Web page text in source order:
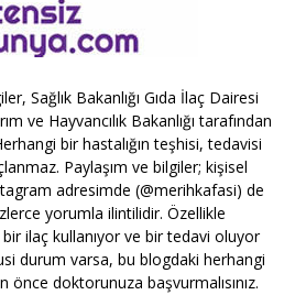
Sağlık Bakanlığı Gıda İlaç Dairesi
ve Hayvancılık Bakanlığı tarafından
bir hastalığın teşhisi, tedavisi
Paylaşım ve bilgiler; kişisel
adresimde (@merihkafasi) de
yorumla ilintilidir. Özellikle
ilaç kullanıyor ve bir tedavi oluyor
durum varsa, bu blogdaki herhangi
doktorunuza başvurmalısınız.